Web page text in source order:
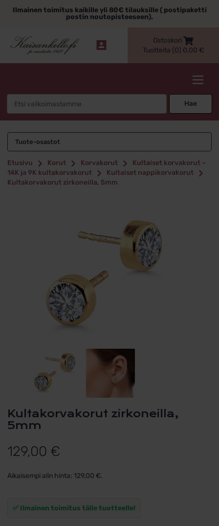
sisältöönIlmainen toimitus kaikille yli 80€ tilauksille ( postipaketti
postin noutopisteeseen).
Ostoskori
Tuotteita (0) 0,00 €
Hae
Tuote-osastot
Etusivu Korut Korvakorut
Kultaiset korvakorut –
14K ja 9K kultakorvakorut
Kultaiset nappikorvakorut
Kultakorvakorut zirkoneilla, 5mm
Kultakorvakorut zirkoneilla,
5mm
129,00 €
Aikaisempi alin hinta: 129,00 €.
✅ Ilmainen toimitus tälle tuotteelle!